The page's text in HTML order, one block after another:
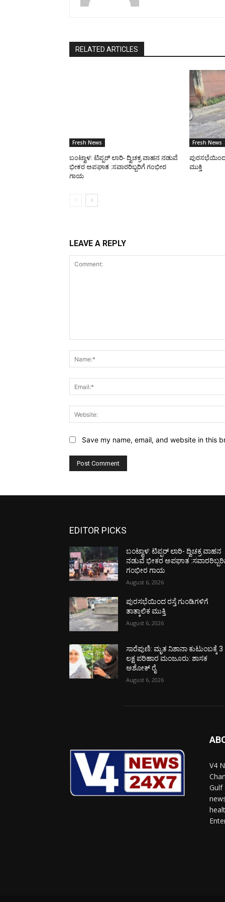
RELATED ARTICLES
Fresh News
ಬಂಟ್ವಾಳ: ಟಿಪ್ಪರ್ ಲಾರಿ- ದ್ವಿಚಕ್ರ ವಾಹನ ನಡುವೆ
ಭೀಕರ ಅಪಘಾತ :ಸವಾರರಿಬ್ಬರಿಗೆ ಗಂಭೀರ
ಗಾಯ
Fresh News
ಪುರಸಭೆಯಿಂದ
ಮುಕ್ತಿ
LEAVE A REPLY
Save my name, email, and website in this
EDITOR PICKS
ಬಂಟ್ವಾಳ: ಟಿಪ್ಪರ್ ಲಾರಿ- ದ್ವಿಚಕ್ರ ವಾಹನ
ನಡುವೆ ಭೀಕರ ಅಪಘಾತ
ಗಂಭೀರ ಗಾಯ
August 6, 2026
ಪುರಸಭೆಯಿಂದ ರಸ್ತೆ ಗುಂಡಿಗಳಿಗೆ
ತಾತ್ಕಾಲಿಕ ಮುಕ್ತಿ
August 6, 2026
ಸಾರೆಪುಣಿ: ಮೃತ ನಿಶಾನಾ ಕುಟುಂಬಕ್ಕೆ 3
ಲಕ್ಷ ಪರಿಹಾರ ಮಂಜೂರು: ಶಾಸಕ
ಅಶೋಕ್ ರೈ
August 6, 2026
V4
Gulf